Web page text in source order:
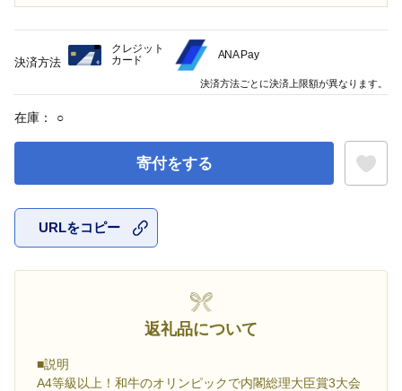
在庫： ○
寄付をする
URLをコピー
返礼品について
■説明
A4等級以上！和牛のオリンピックで内閣総理大臣賞3大会
決済方法
クレジット
カード
ANA Pay
決済方法ごとに決済上限額が異なります。